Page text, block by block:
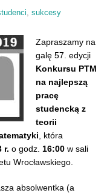
sukcesy
Zapraszamy na
galę 57. edycji
Konkursu PTM
na najlepszą
pracę
studencką z
teorii
, która
r. o godz. 16:00 w sali
Wrocławskiego.
absolwentka (a